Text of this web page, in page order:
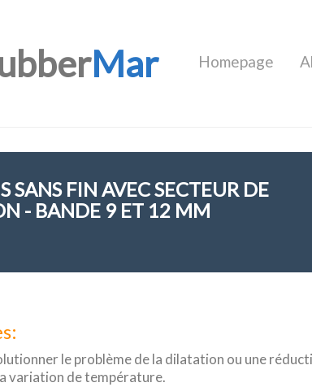
Mar Homepage
SANS FIN AVEC SECTEUR DE
- BANDE 9 ET 12 MM
le problème de la dilatation ou une
variation de température.